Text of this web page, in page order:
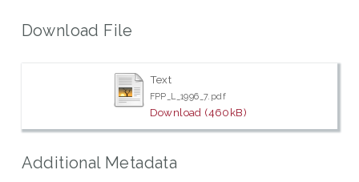
Download File
Text
FPP_L_1996_7.pdf
Download (460kB)
Additional Metadata